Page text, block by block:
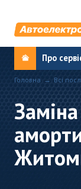
Про
Головна Всі